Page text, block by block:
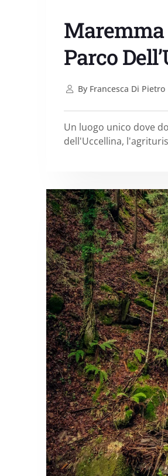
Maremma
Parco
ByFrancesca Di Pietro
Un luogo unico dove
dell'Uccellina,